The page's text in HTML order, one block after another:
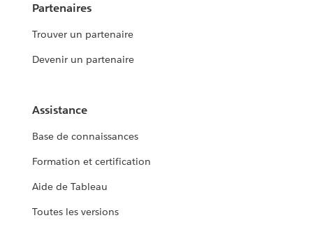
Partenaires
Trouver un partenaire
Devenir un partenaire
Assistance
Base de connaissances
Formation et certification
Aide de Tableau
Toutes les versions